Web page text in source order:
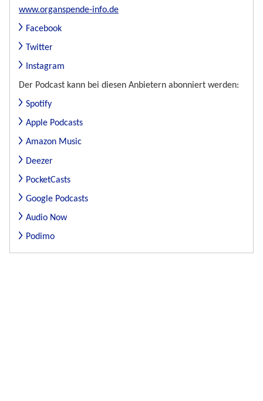
www.organspende-info.de
Facebook
Twitter
Instagram
Der Podcast kann bei diesen Anbietern abonniert werden:
Spotify
Apple Podcasts
Amazon Music
Deezer
PocketCasts
Google Podcasts
Audio Now
Podimo